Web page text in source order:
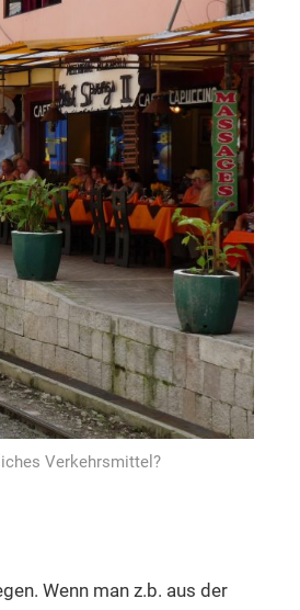
Verkehrsmittel?
Wenn man z.b. aus der